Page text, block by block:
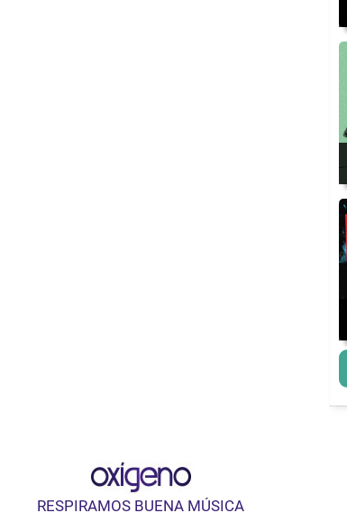
RESPIRAMOS BUENA MÚSICA